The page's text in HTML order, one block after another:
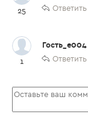
25
Ответить
1
Гость_e004
Ответить